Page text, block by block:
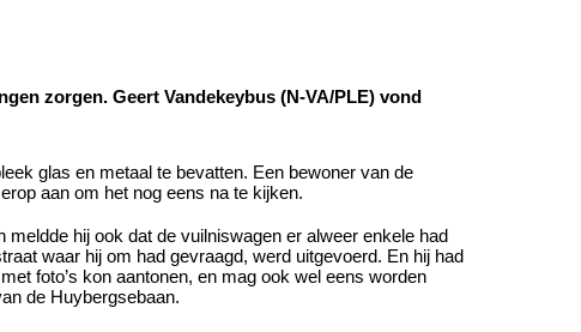
zorgen. Geert Vandekeybus (N-VA/PLE) vond
glas en metaal te bevatten. Een bewoner van de
aan om het nog eens na te kijken.
hij ook dat de vuilniswagen er alweer enkele had
waar hij om had gevraagd, werd uitgevoerd. En hij had
foto’s kon aantonen, en mag ook wel eens worden
de Huybergsebaan.